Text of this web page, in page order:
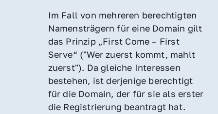
Im Fall von mehreren berechtigten
Namensträgern für eine Domain gilt
das Prinzip „First Come – First
Serve“ ("Wer zuerst kommt, mahlt
zuerst"). Da gleiche Interessen
bestehen, ist derjenige berechtigt
für die Domain, der für sie als erster
die Registrierung beantragt hat.